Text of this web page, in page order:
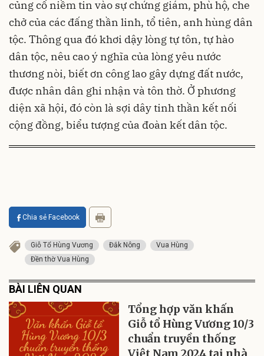
củng cố niềm tin vào sự chứng giám, phù hộ, che
chở của các đấng thần linh, tổ tiên, anh hùng dân
tộc. Thông qua đó khơi dậy lòng tự tôn, tự hào
dân tộc, nêu cao ý nghĩa của lòng yêu nước
thương nòi, biết ơn công lao gây dựng đất nước,
được nhân dân ghi nhận và tôn thờ. Ở phương
diện xã hội, đó còn là sợi dây tinh thần kết nối
cộng đồng, biểu tượng của đoàn kết dân tộc.
Chia sẻ Facebook
Giỗ Tổ Hùng Vương Đắk Nông
Vua Hùng
Đền thờ Vua Hùng
BÀI LIÊN QUAN
Tổng hợp văn khấn
Giỗ tổ Hùng Vương 10/3
chuẩn truyền thống